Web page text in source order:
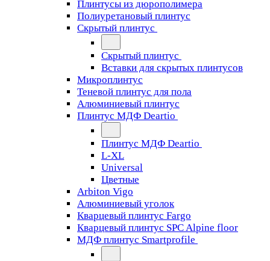
Плинтусы из дюрополимера
Полиуретановый плинтус
Скрытый плинтус
Скрытый плинтус
Вставки для скрытых плинтусов
Микроплинтус
Теневой плинтус для пола
Алюминиевый плинтус
Плинтус МДФ Deartio
Плинтус МДФ Deartio
L-XL
Universal
Цветные
Arbiton Vigo
Алюминиевый уголок
Кварцевый плинтус Fargo
Кварцевый плинтус SPC Alpine floor
МДФ плинтус Smartprofile